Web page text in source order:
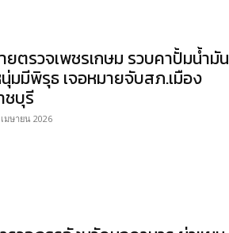
ยตรวจเพชรเกษม รวบคาปั้มน้ำมัน
มมีพิรุธ เจอหมายจับสภ.เมือง
ชบุรี
มษายน 2026